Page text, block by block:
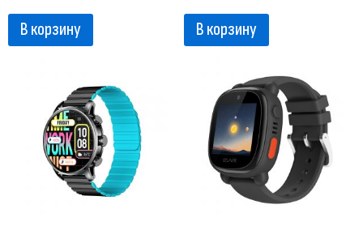
В корзину
В корзину